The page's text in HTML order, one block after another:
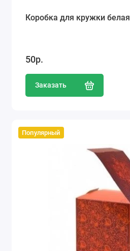
Коробка для кружки белая
50р.
Заказать
Популярный